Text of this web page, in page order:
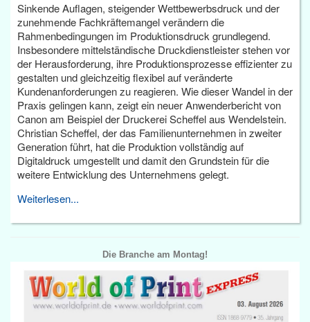
Sinkende Auflagen, steigender Wettbewerbsdruck und der
zunehmende Fachkräftemangel verändern die
Rahmenbedingungen im Produktionsdruck grundlegend.
Insbesondere mittelständische Druckdienstleister stehen vor
der Herausforderung, ihre Produktionsprozesse effizienter zu
gestalten und gleichzeitig flexibel auf veränderte
Kundenanforderungen zu reagieren. Wie dieser Wandel in der
Praxis gelingen kann, zeigt ein neuer Anwenderbericht von
Canon am Beispiel der Druckerei Scheffel aus Wendelstein.
Christian Scheffel, der das Familienunternehmen in zweiter
Generation führt, hat die Produktion vollständig auf
Digitaldruck umgestellt und damit den Grundstein für die
weitere Entwicklung des Unternehmens gelegt.
Weiterlesen...
Die Branche am Montag!